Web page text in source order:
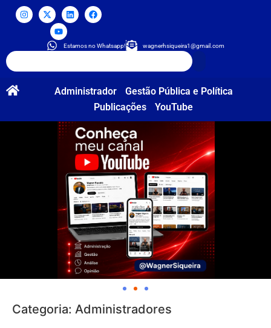
Estamos no Whatsapp! wagnerhsiqueira1@gmail.com
Administrador
Gestão Pública e Política
Publicações
YouTube
Categoria: Administradores